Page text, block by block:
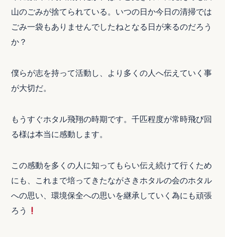
山のごみが捨てられている。いつの日か今日の清掃では
ごみ一袋もありませんでしたねとなる日が来るのだろう
か？
僕らが志を持って活動し、より多くの人へ伝えていく事
が大切だ。
もうすぐホタル飛翔の時期です。千匹程度が常時飛び回
る様は本当に感動します。
この感動を多くの人に知ってもらい伝え続けて行くため
にも、これまで培ってきたながさきホタルの会のホタル
への思い、環境保全への思いを継承していく為にも頑張
ろう